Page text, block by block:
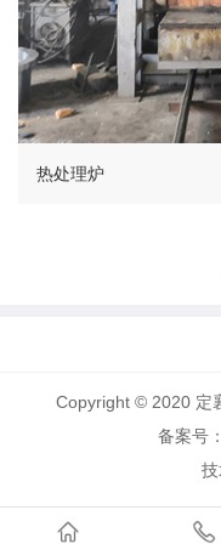
热处理炉
Copyright © 2020 定
备案号
技术